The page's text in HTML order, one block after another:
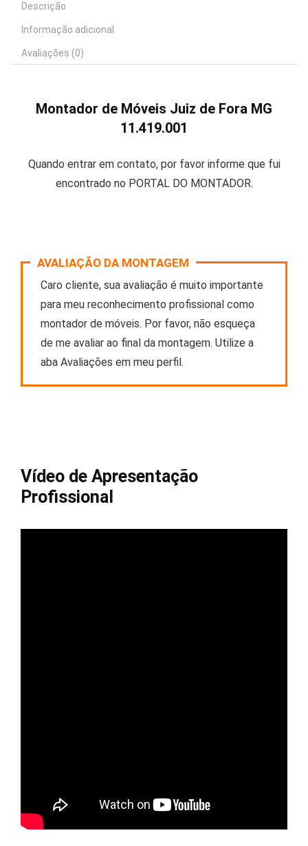
Descrição
Informação adicional
Avaliações (0)
Montador de Móveis Juiz de Fora MG
11.419.001
Quando entrar em contato, por favor informe que fui
encontrado no PORTAL DO MONTADOR.
AVALIAÇÃO DA MONTAGEM
Caro cliente, sua avaliação é muito importante
para meu reconhecimento profissional como
montador de móveis. Por favor, não esqueça
de me avaliar ao final da montagem. Utilize a
aba Avaliações em meu perfil.
Vídeo de Apresentação
Profissional